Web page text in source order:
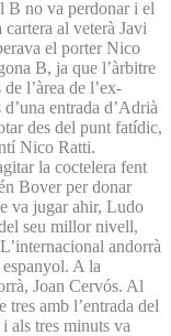
B no va perdonar i el
al veterà Javi
el porter Nico
B, ja que l’àrbitre
l’àrea de l’ex-
entrada d’Adrià
des del punt fatídic,
Nico Ratti.
la coctelera fent
Bover per donar
va jugar ahir, Ludo
seu millor nivell,
andorrà
A la
Joan Cervós. Al
tres amb l’entrada del
als tres minuts va